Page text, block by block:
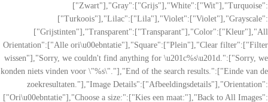
["Zwart"],"Gray":["Grijs"],"White":["Wit"],"Turquoise":
["Turkoois"],"Lilac":["Lila"],"Violet":["Violet"],"Grayscale":
["Grijstinten"],"Transparent":["Transparant"],"Color":["Kleur"],"All
Orientation":["Alle ori\u00ebntatie"],"Square":["Plein"],"Clear filter":["Filter
wissen"],"Sorry, we couldn't find anything for \u201c%s\u201d.":["Sorry, we
konden niets vinden voor \"%s\"."],"End of the search results.":["Einde van de
zoekresultaten."],"Image Details":["Afbeeldingsdetails"],"Orientation":
["Ori\u00ebntatie"],"Choose a size:":["Kies een maat:"],"Back to All Images":